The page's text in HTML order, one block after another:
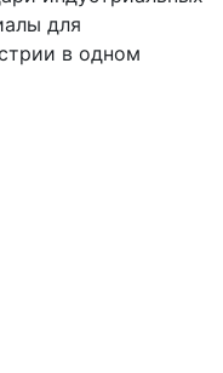
для
в одном